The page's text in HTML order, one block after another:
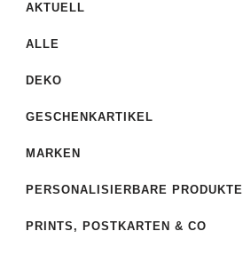
AKTUELL
ALLE
DEKO
GESCHENKARTIKEL
MARKEN
PERSONALISIERBARE PRODUKTE
PRINTS, POSTKARTEN & CO